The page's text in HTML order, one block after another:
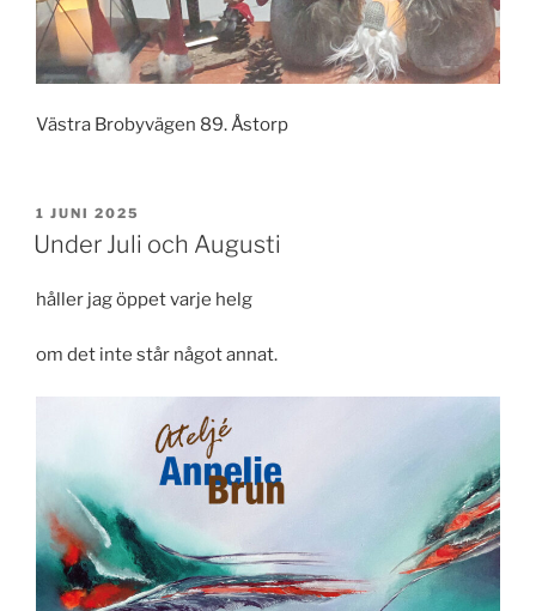
Västra Brobyvägen 89. Åstorp
PUBLICERAT
1 JUNI 2025
Under Juli och Augusti
håller jag öppet varje helg
om det inte står något annat.